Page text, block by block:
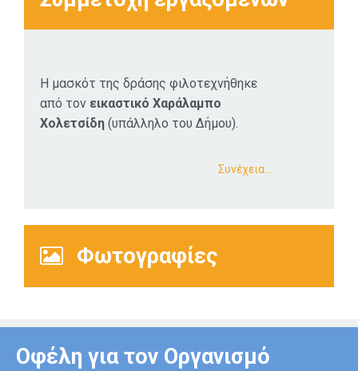
Τεκμηρίωσης.
Η μασκότ της δράσης φιλοτεχνήθηκε
από τον εικαστικό Χαράλαμπο
Xολετσίδη (υπάλληλο του Δήμου).
Συνέχεια…
Φωτογραφίες
Οφέλη για τον Οργανισμό